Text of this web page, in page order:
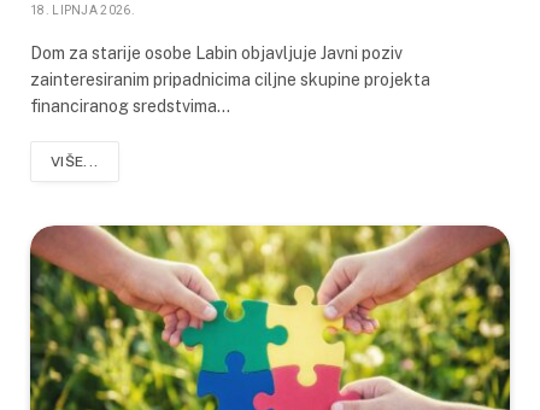
18. LIPNJA 2026.
Dom za starije osobe Labin objavljuje Javni poziv
zainteresiranim pripadnicima ciljne skupine projekta
financiranog sredstvima…
VIŠE...